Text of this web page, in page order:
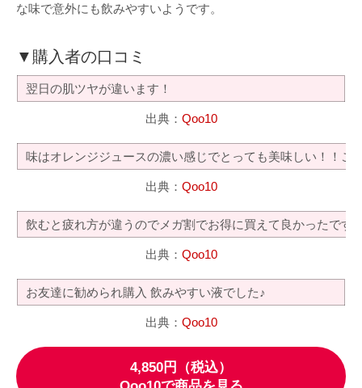
な味で意外にも飲みやすいようです。
▼購入者の口コミ
翌日の肌ツヤが違います！
出典： Qoo10
味はオレンジジュースの濃い感じでとっても美味しい！！こ
出典： Qoo10
飲むと疲れ方が違うのでメガ割でお得に買えて良かったです
出典： Qoo10
お友達に勧められ購入 飲みやすい液でした♪
出典： Qoo10
4,850円（税込）